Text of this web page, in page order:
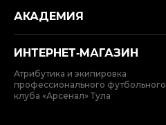
АКАДЕМИЯ
ИНТЕРНЕТ‑МАГАЗИН
Атрибутика и экипировка
профессионального футбольного
клуба «Арсенал» Тула